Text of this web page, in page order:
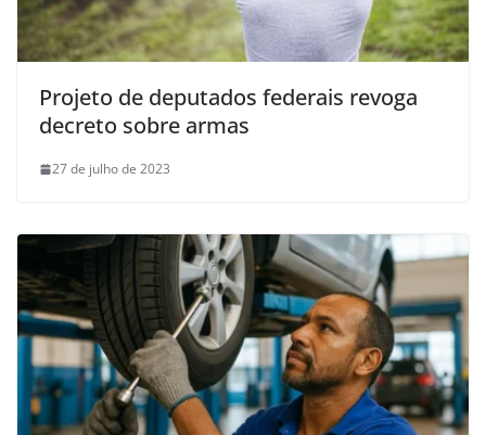
Projeto de deputados federais revoga
decreto sobre armas
27 de julho de 2023